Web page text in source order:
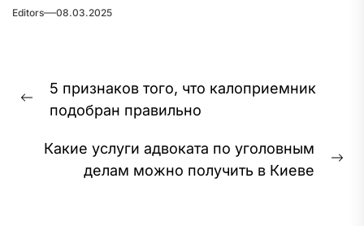
Editors 08.03.2025
Навигация
поПредыдущая
5 признаков того, что калоприемник
подобран правильно
Какие услуги адвоката по уголовным
делам можно получить в Киеве